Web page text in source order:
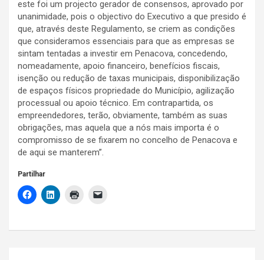
este foi um projecto gerador de consensos, aprovado por
unanimidade, pois o objectivo do Executivo a que presido é
que, através deste Regulamento, se criem as condições
que consideramos essenciais para que as empresas se
sintam tentadas a investir em Penacova, concedendo,
nomeadamente, apoio financeiro, benefícios fiscais,
isenção ou redução de taxas municipais, disponibilização
de espaços físicos propriedade do Município, agilização
processual ou apoio técnico. Em contrapartida, os
empreendedores, terão, obviamente, também as suas
obrigações, mas aquela que a nós mais importa é o
compromisso de se fixarem no concelho de Penacova e
de aqui se manterem”.
Partilhar